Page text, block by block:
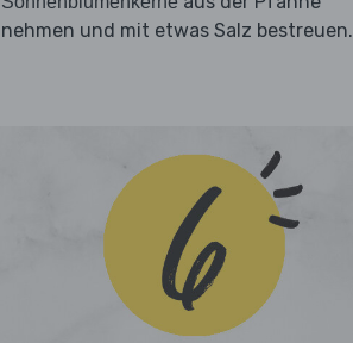
nehmen und mit etwas Salz bestreuen.